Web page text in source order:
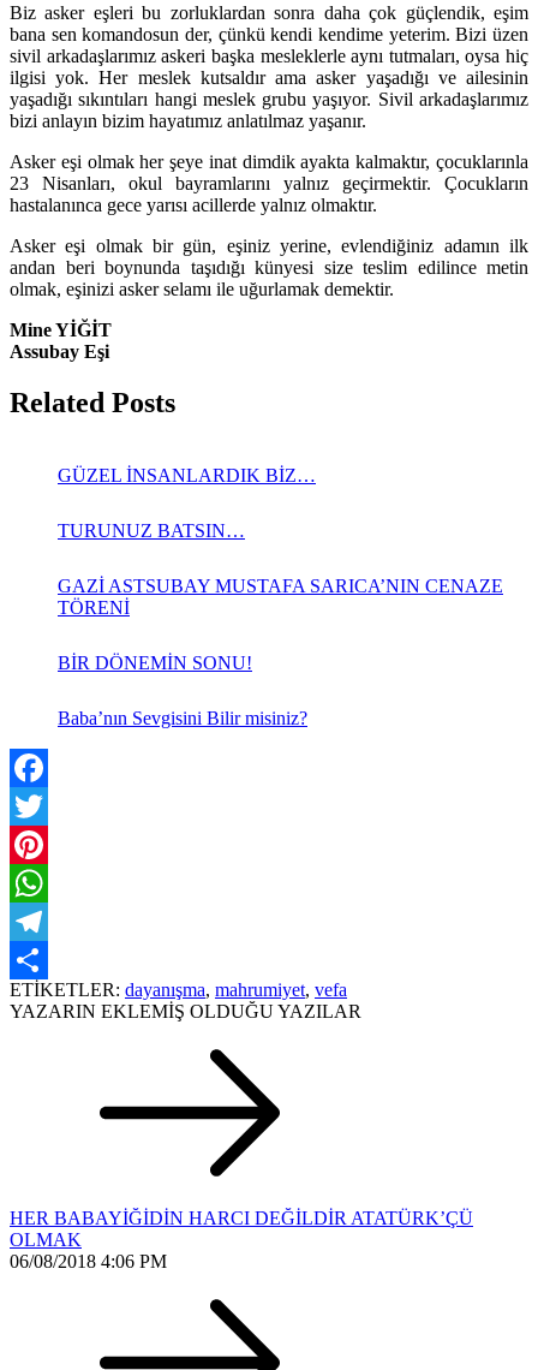
Biz asker eşleri bu zorluklardan sonra daha çok güçlendik, eşim
bana sen komandosun der, çünkü kendi kendime yeterim. Bizi üzen
sivil arkadaşlarımız askeri başka mesleklerle aynı tutmaları, oysa hiç
ilgisi yok. Her meslek kutsaldır ama asker yaşadığı ve ailesinin
yaşadığı sıkıntıları hangi meslek grubu yaşıyor. Sivil arkadaşlarımız
bizi anlayın bizim hayatımız anlatılmaz yaşanır.
Asker eşi olmak her şeye inat dimdik ayakta kalmaktır, çocuklarınla
23 Nisanları, okul bayramlarını yalnız geçirmektir. Çocukların
hastalanınca gece yarısı acillerde yalnız olmaktır.
Asker eşi olmak bir gün, eşiniz yerine, evlendiğiniz adamın ilk
andan beri boynunda taşıdığı künyesi size teslim edilince metin
olmak, eşinizi asker selamı ile uğurlamak demektir.
Mine YİĞİT
Assubay Eşi
Related Posts
GÜZEL İNSANLARDIK BİZ…
TURUNUZ BATSIN…
GAZİ ASTSUBAY MUSTAFA SARICA’NIN CENAZE
TÖRENİ
BİR DÖNEMİN SONU!
Baba’nın Sevgisini Bilir misiniz?
Facebook
Twitter
Pinterest
WhatsApp
Telegram
Share
ETİKETLER: dayanışma, mahrumiyet, vefa
YAZARIN EKLEMİŞ OLDUĞU YAZILAR
HER BABAYİĞİDİN HARCI DEĞİLDİR ATATÜRK’ÇÜ
OLMAK
06/08/2018 4:06 PM